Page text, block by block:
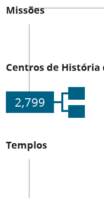
Missões
Centros de História
2,799
Templos